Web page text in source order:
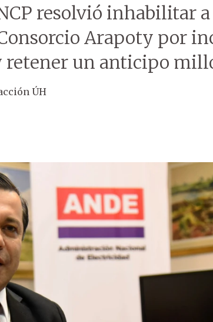
resolvió inhabilitar a
Arapoty por
retener un anticipo
ÚH